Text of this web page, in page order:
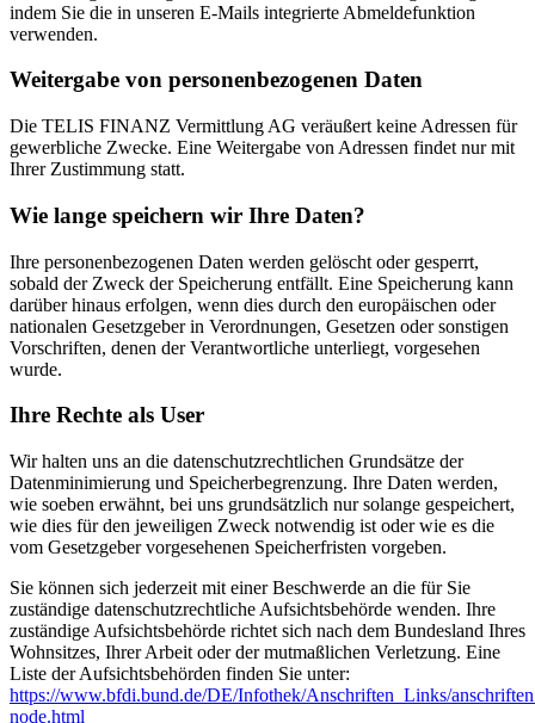
indem Sie die in unseren E-Mails integrierte Abmeldefunktion
verwenden.
Weitergabe von personenbezogenen Daten
Die TELIS FINANZ Vermittlung AG veräußert keine Adressen für
gewerbliche Zwecke. Eine Weitergabe von Adressen findet nur mit
Ihrer Zustimmung statt.
Wie lange speichern wir Ihre Daten?
Ihre personenbezogenen Daten werden gelöscht oder gesperrt,
sobald der Zweck der Speicherung entfällt. Eine Speicherung kann
darüber hinaus erfolgen, wenn dies durch den europäischen oder
nationalen Gesetzgeber in Verordnungen, Gesetzen oder sonstigen
Vorschriften, denen der Verantwortliche unterliegt, vorgesehen
wurde.
Ihre Rechte als User
Wir halten uns an die datenschutzrechtlichen Grundsätze der
Datenminimierung und Speicherbegrenzung. Ihre Daten werden,
wie soeben erwähnt, bei uns grundsätzlich nur solange gespeichert,
wie dies für den jeweiligen Zweck notwendig ist oder wie es die
vom Gesetzgeber vorgesehenen Speicherfristen vorgeben.
Sie können sich jederzeit mit einer Beschwerde an die für Sie
zuständige datenschutzrechtliche Aufsichtsbehörde wenden. Ihre
zuständige Aufsichtsbehörde richtet sich nach dem Bundesland Ihres
Wohnsitzes, Ihrer Arbeit oder der mutmaßlichen Verletzung. Eine
Liste der Aufsichtsbehörden finden Sie unter:
https://www.bfdi.bund.de/DE/Infothek/Anschriften_Links/
node.html